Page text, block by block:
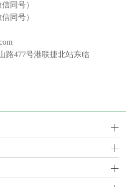
同号）
同号）
477号港联捷北站东临